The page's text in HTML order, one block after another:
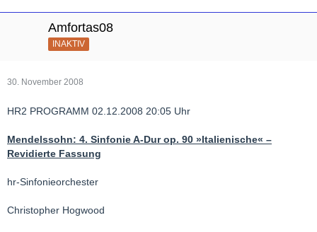
Amfortas08
INAKTIV
30. November 2008
HR2 PROGRAMM 02.12.2008 20:05 Uhr
Mendelssohn: 4. Sinfonie A-Dur op. 90 »Italienische« –
Revidierte Fassung
hr-Sinfonieorchester
Christopher Hogwood